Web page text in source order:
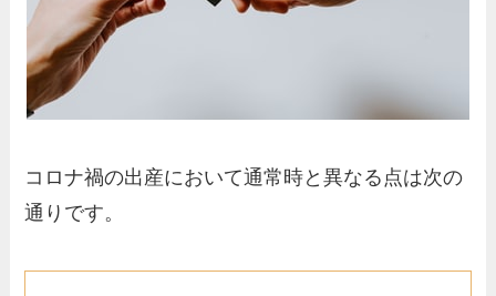
コロナ禍の出産において通常時と異なる点は次の
通りです。